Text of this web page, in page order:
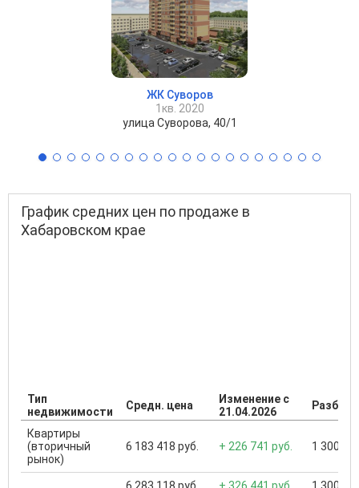
ЖК Суворов
1кв. 2020
улица Суворова, 40/1
График средних цен по продаже в
Хабаровском крае
Тип
недвижимости
Средн. цена
Изменение с
21.04.2026
Квартиры
(вторичный
рынок)
6 183 418 руб. + 226 741 руб. 1 300